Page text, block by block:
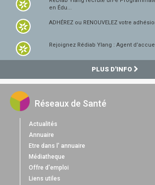
en Édu...
ADHÉREZ ou RENOUVELEZ votre
Rejoignez Rédiab Ylang : Agent
PLUS D'INFO
Réseaux de Santé
Actualités
Annuaire
Etre dans l' annuaire
Médiatheque
Offre d'emploi
Liens utiles